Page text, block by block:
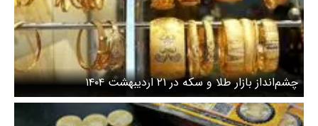
چشم‌انداز بازار طلا و سکه در ۲۱ اردیبهشت ۱۴۰۴